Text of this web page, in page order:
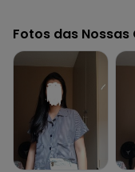
Modelagem: Solto
Comprimento: Curto
Decote frente: Com
Complemento: Bolso
Fechamento: Botões
Tecido: Meia malha
poliéster meia
Fotos das Nossas